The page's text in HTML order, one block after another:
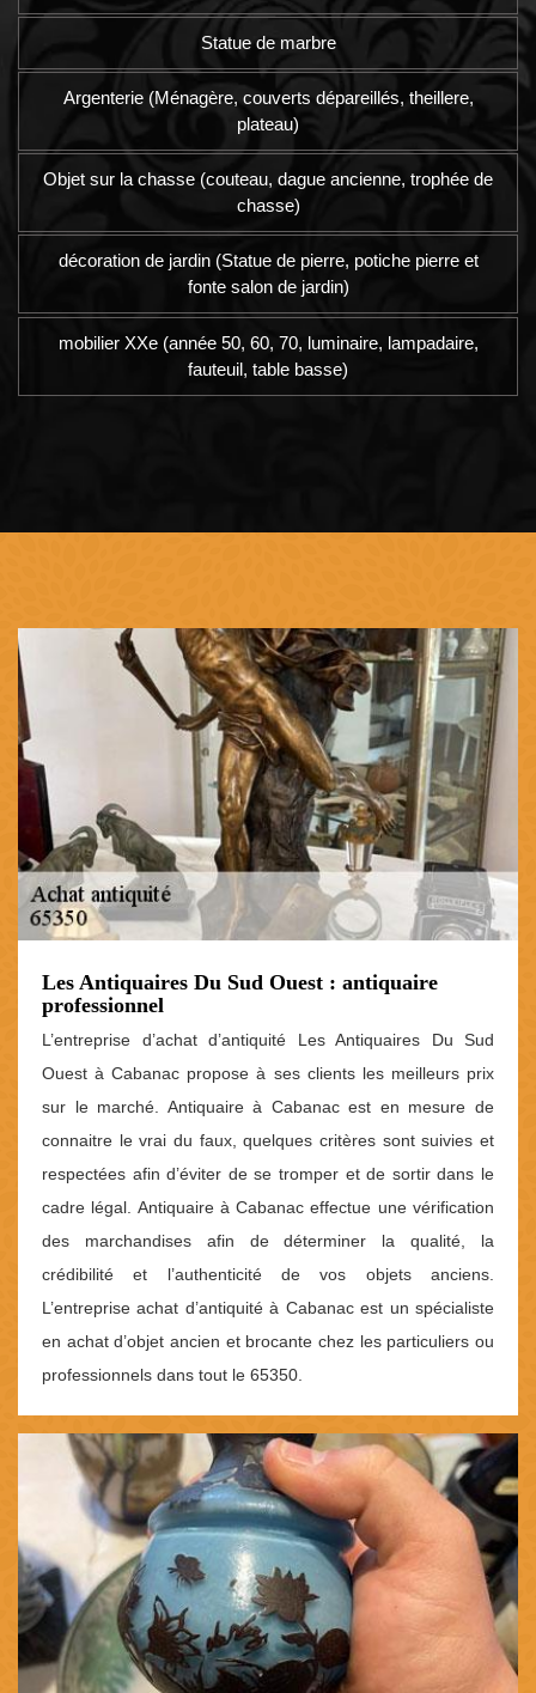
Statue de marbre
Argenterie (Ménagère, couverts dépareillés, theillere,
plateau)
Objet sur la chasse (couteau, dague ancienne, trophée de
chasse)
décoration de jardin (Statue de pierre, potiche pierre et
fonte salon de jardin)
mobilier XXe (année 50, 60, 70, luminaire, lampadaire,
fauteuil, table basse)
Les Antiquaires Du Sud Ouest : antiquaire
professionnel
L’entreprise d’achat d’antiquité Les Antiquaires Du Sud
Ouest à Cabanac propose à ses clients les meilleurs prix
sur le marché. Antiquaire à Cabanac est en mesure de
connaitre le vrai du faux, quelques critères sont suivies et
respectées afin d’éviter de se tromper et de sortir dans le
cadre légal. Antiquaire à Cabanac effectue une vérification
des marchandises afin de déterminer la qualité, la
crédibilité et l’authenticité de vos objets anciens.
L’entreprise achat d’antiquité à Cabanac est un spécialiste
en achat d’objet ancien et brocante chez les particuliers ou
professionnels dans tout le 65350.